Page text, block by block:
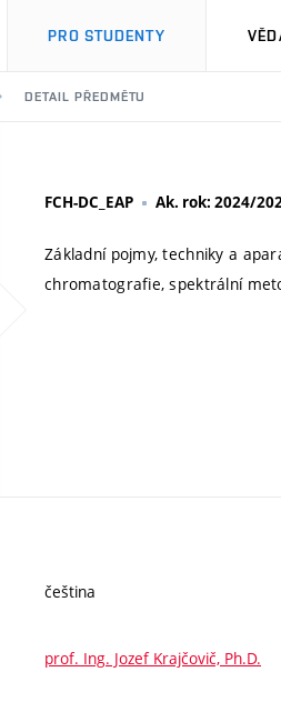
PRO STUDENTY
DETAIL PŘEDMĚTU
FCH-DC_EAP Ak. rok: 2024/
Základní pojmy, techniky a
chromatografie, spektrální
čeština
prof. Ing. Jozef Krajčovič, Ph.D.